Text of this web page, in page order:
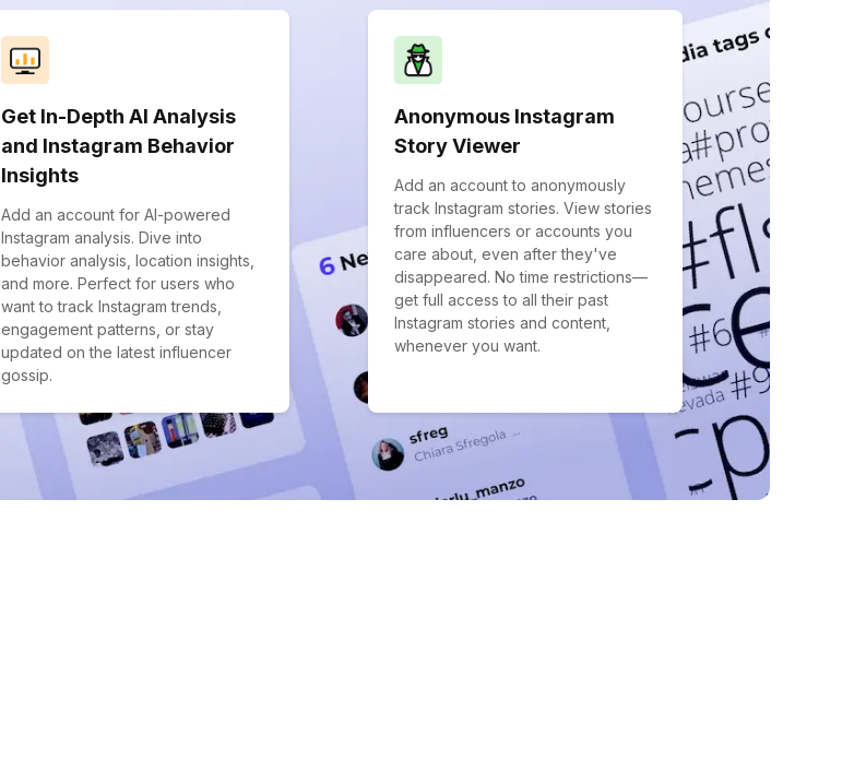
Get In-Depth AI Analysis
and Instagram Behavior
Insights
Add an account for AI-powered
Instagram analysis. Dive into
behavior analysis, location insights,
and more. Perfect for users who
want to track Instagram trends,
engagement patterns, or stay
updated on the latest influencer
gossip.
Anonymous Instagram
Story Viewer
Add an account to anonymously
track Instagram stories. View stories
from influencers or accounts you
care about, even after they've
disappeared. No time restrictions—
get full access to all their past
Instagram stories and content,
whenever you want.